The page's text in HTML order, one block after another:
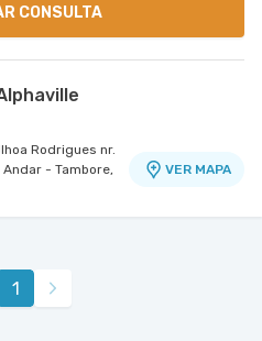
CONSULTA
Rodrigues nr.
- Tambore,
VER MAPA
1